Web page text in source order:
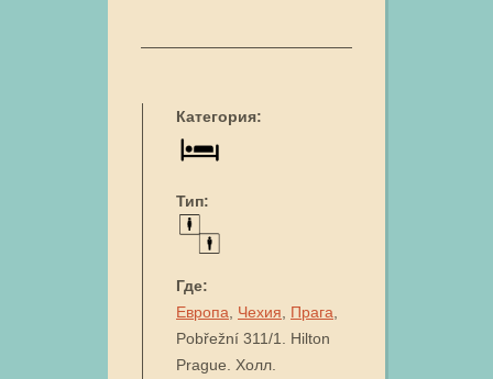
Категория:
Тип:
Где:
Европа
Чехия Прага
Pobřežní 311/1. Hilton
Prague. Холл.